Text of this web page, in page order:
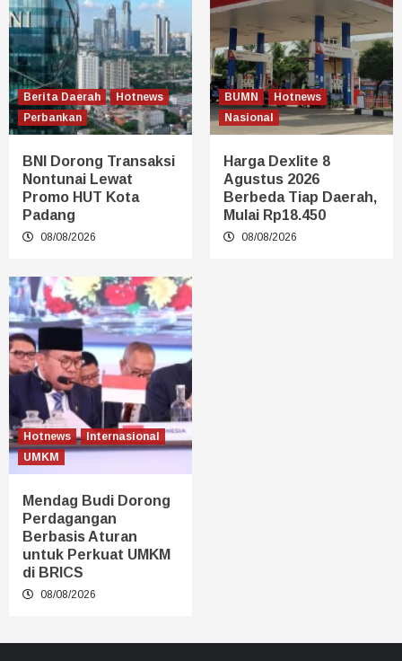
Berita Daerah
Hotnews
Perbankan
BNI Dorong Transaksi
Nontunai Lewat
Promo HUT Kota
Padang
08/08/2026
BUMN
Hotnews
Nasional
Harga Dexlite 8
Agustus 2026
Berbeda Tiap Daerah,
Mulai Rp18.450
08/08/2026
Hotnews
Internasional
UMKM
Mendag Budi Dorong
Perdagangan
Berbasis Aturan
untuk Perkuat UMKM
di BRICS
08/08/2026